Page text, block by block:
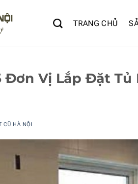
TRANG CHỦ
Đơn Vị Lắp Đặt
CŨ HÀ NỘI